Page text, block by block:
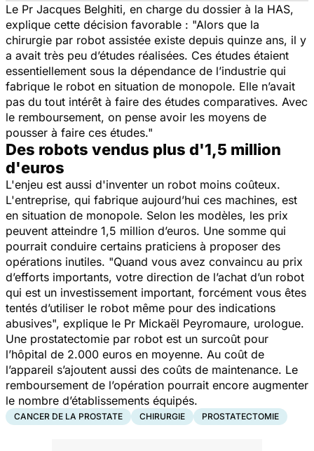
Le Pr Jacques Belghiti, en charge du dossier à la HAS,
explique cette décision favorable : "Alors que la
chirurgie par robot assistée existe depuis quinze ans, il y
a avait très peu d’études réalisées. Ces études étaient
essentiellement sous la dépendance de l’industrie qui
fabrique le robot en situation de monopole. Elle n’avait
pas du tout intérêt à faire des études comparatives. Avec
le remboursement, on pense avoir les moyens de
pousser à faire ces études."
Des robots vendus plus d'1,5 million
d'euros
L'enjeu est aussi d'inventer un robot moins coûteux.
L'entreprise, qui fabrique aujourd’hui ces machines, est
en situation de monopole. Selon les modèles, les prix
peuvent atteindre 1,5 million d’euros. Une somme qui
pourrait conduire certains praticiens à proposer des
opérations inutiles. "Quand vous avez convaincu au prix
d’efforts importants, votre direction de l’achat d’un robot
qui est un investissement important, forcément vous êtes
tentés d’utiliser le robot même pour des indications
abusives", explique le Pr Mickaël Peyromaure, urologue.
Une prostatectomie par robot est un surcoût pour
l’hôpital de 2.000 euros en moyenne. Au coût de
l’appareil s’ajoutent aussi des coûts de maintenance. Le
remboursement de l’opération pourrait encore augmenter
le nombre d’établissements équipés.
CANCER DE LA PROSTATE CHIRURGIE PROSTATECTOMIE